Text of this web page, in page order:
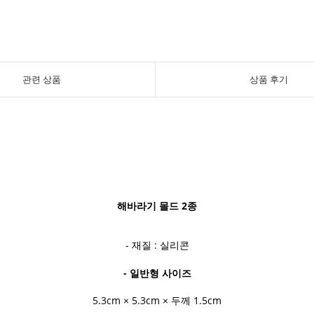
관련 상품 상품 후기
해바라기 몰드 2종
- 재질 : 실리콘
- 일반형 사이즈
5.3cm × 5.3cm × 두께 1.5cm